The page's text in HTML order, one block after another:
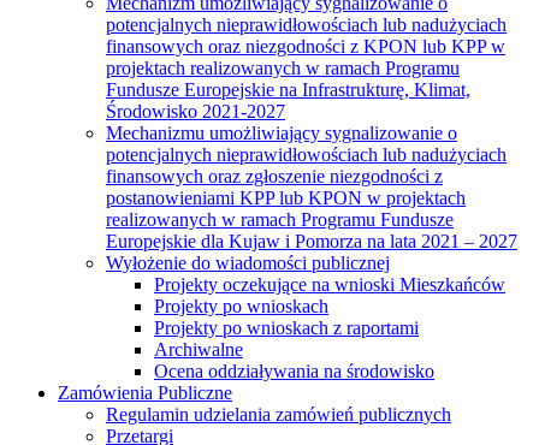
potencjalnych nieprawidłowościach lub nadużyciach
finansowych oraz niezgodności z KPON lub KPP w
projektach realizowanych w ramach Programu
Fundusze Europejskie na Infrastrukturę, Klimat,
Środowisko 2021-2027
Mechanizmu umożliwiający sygnalizowanie o
potencjalnych nieprawidłowościach lub nadużyciach
finansowych oraz zgłoszenie niezgodności z
postanowieniami KPP lub KPON w projektach
realizowanych w ramach Programu Fundusze
Europejskie dla Kujaw i Pomorza na lata 2021 – 2027
Wyłożenie do wiadomości publicznej
Projekty oczekujące na wnioski Mieszkańców
Projekty po wnioskach
Projekty po wnioskach z raportami
Archiwalne
Ocena oddziaływania na środowisko
Zamówienia Publiczne
Regulamin udzielania zamówień publicznych
Przetargi